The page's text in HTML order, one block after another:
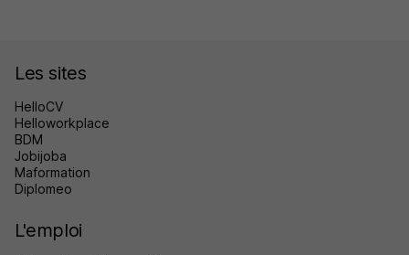
Les sites
HelloCV
Helloworkplace
BDM
Jobijoba
Maformation
Diplomeo
L'emploi